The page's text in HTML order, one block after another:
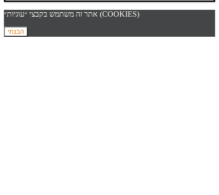
אתר זה משתמש בקבצי ״עוגיות״ (COOKIES)
הבנתי